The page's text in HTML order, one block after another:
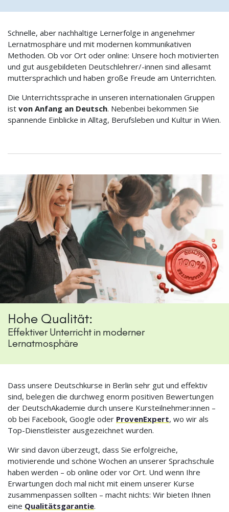
Schnelle, aber nachhaltige Lernerfolge in angenehmer
Lernatmosphäre und mit modernen kommunikativen
Methoden. Ob vor Ort oder online: Unsere hoch motivierten
und gut ausgebildeten Deutschlehrer/-innen sind allesamt
muttersprachlich und haben große Freude am Unterrichten.
Die Unterrichtssprache in unseren internationalen Gruppen
ist von Anfang an Deutsch. Nebenbei bekommen Sie
spannende Einblicke in Alltag, Berufsleben und Kultur in Wien.
Hohe Qualität:
Effektiver Unterricht in moderner
Lernatmosphäre
Dass unsere Deutschkurse in Berlin sehr gut und effektiv
sind, belegen die durchweg enorm positiven Bewertungen
der DeutschAkademie durch unsere Kursteilnehmer:innen –
ob bei Facebook, Google oder ProvenExpert, wo wir als
Top-Dienstleister ausgezeichnet wurden.
Wir sind davon überzeugt, dass Sie erfolgreiche,
motivierende und schöne Wochen an unserer Sprachschule
haben werden – ob online oder vor Ort. Und wenn Ihre
Erwartungen doch mal nicht mit einem unserer Kurse
zusammenpassen sollten – macht nichts: Wir bieten Ihnen
eine Qualitätsgarantie.